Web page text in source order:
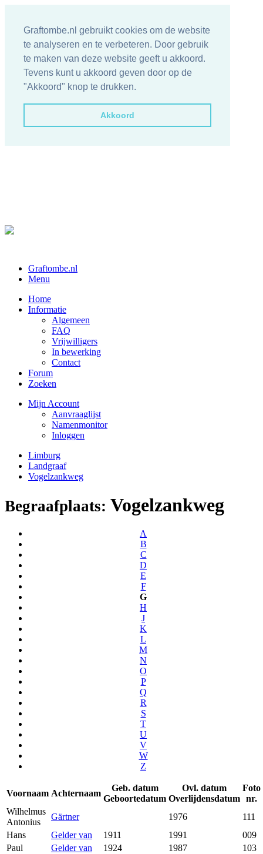
Graftombe.nl gebruikt cookies om de website
te analyseren en te verbeteren. Door gebruik
te maken van deze website geeft u akkoord.
Tevens kunt u akkoord geven door op de
"Akkoord" knop te drukken.
Akkoord
Graftombe.nl
Menu
Home
Informatie
Algemeen
FAQ
Vrijwilligers
In bewerking
Contact
Forum
Zoeken
Mijn Account
Aanvraaglijst
Namenmonitor
Inloggen
Limburg
Landgraaf
Vogelzankweg
Begraafplaats: Vogelzankweg
A
B
C
D
E
F
G
H
J
K
L
M
N
O
P
Q
R
S
T
U
V
W
Z
Voornaam Achternaam
Geb. datum
Geboortedatum
Ovl. datum
Overlijdensdatum
Foto
nr.
Wilhelmus
Antonius
Gärtner 1976
111
Hans
Gelder van 1911 1991
009
Paul
Gelder van 1924 1987
103